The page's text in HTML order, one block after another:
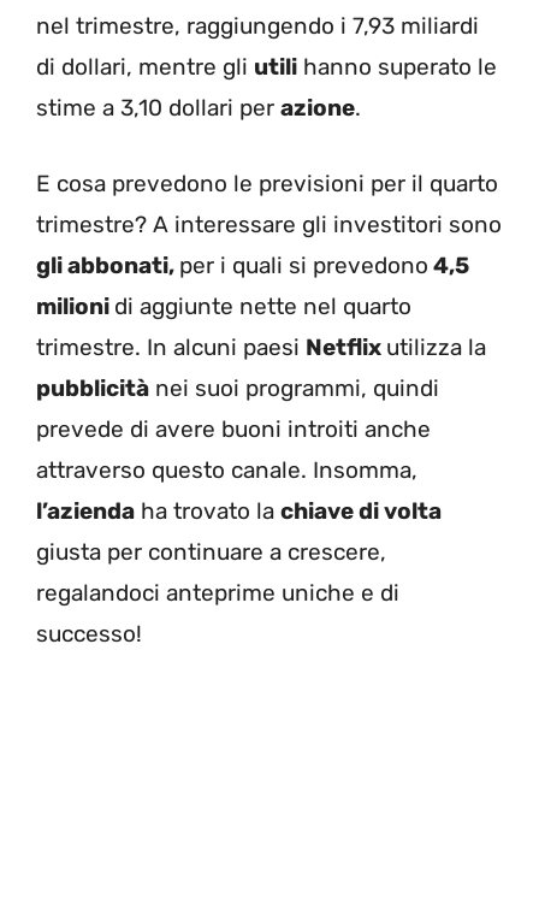
nel trimestre, raggiungendo i 7,93 miliardi
di dollari, mentre gli utili hanno superato le
stime a 3,10 dollari per azione.
E cosa prevedono le previsioni per il quarto
trimestre? A interessare gli investitori sono
gli abbonati, per i quali si prevedono 4,5
milioni di aggiunte nette nel quarto
trimestre. In alcuni paesi Netflix utilizza la
pubblicità nei suoi programmi, quindi
prevede di avere buoni introiti anche
attraverso questo canale. Insomma,
l’azienda ha trovato la chiave di volta
giusta per continuare a crescere,
regalandoci anteprime uniche e di
successo!